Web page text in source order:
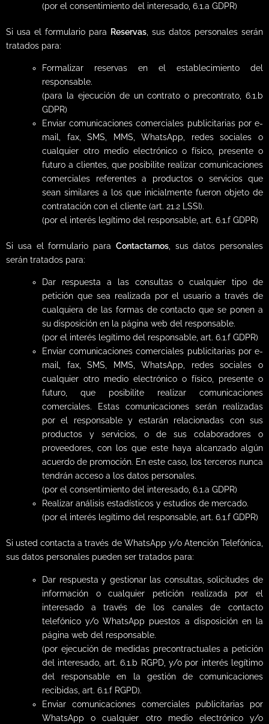
(por el consentimiento del interesado, 6.1.a GDPR)
Si usa el formulario para Reservas , sus datos personales serán
tratados para:
Formalizar reservas en el establecimiento del
responsable.
(para la ejecución de un contrato o precontrato, 6.1.b
GDPR)
Enviar comunicaciones comerciales publicitarias por e-
mail, fax, SMS, MMS, WhatsApp, redes sociales o
cualquier otro medio electrónico o físico, presente o
futuro a clientes, que posibilite realizar comunicaciones
comerciales referentes a productos o servicios que
sean similares a los que inicialmente fueron objeto de
contratación con el cliente (art. 21.2 LSSI).
(por el interés legítimo del responsable, art. 6.1.f GDPR)
Si usa el formulario para Contactarnos, sus datos personales
serán tratados para:
Dar respuesta a las consultas o cualquier tipo de
petición que sea realizada por el usuario a través de
cualquiera de las formas de contacto que se ponen a
su disposición en la página web del responsable.
(por el interés legítimo del responsable, art. 6.1.f GDPR)
Enviar comunicaciones comerciales publicitarias por e-
mail, fax, SMS, MMS, WhatsApp, redes sociales o
cualquier otro medio electrónico o físico, presente o
futuro, que posibilite realizar comunicaciones
comerciales. Estas comunicaciones serán realizadas
por el responsable y estarán relacionadas con sus
productos y servicios, o de sus colaboradores o
proveedores, con los que este haya alcanzado algún
acuerdo de promoción. En este caso, los terceros nunca
tendrán acceso a los datos personales.
(por el consentimiento del interesado, 6.1.a GDPR)
Realizar análisis estadísticos y estudios de mercado.
(por el interés legítimo del responsable, art. 6.1.f GDPR)
Si usted contacta a través de WhatsApp y/o Atención Telefónica,
sus datos personales pueden ser tratados para:
Dar respuesta y gestionar las consultas, solicitudes de
información o cualquier petición realizada por el
interesado a través de los canales de contacto
telefónico y/o WhatsApp puestos a disposición en la
página web del responsable.
(por ejecución de medidas precontractuales a petición
del interesado, art. 6.1.b RGPD, y/o por interés legítimo
del responsable en la gestión de comunicaciones
recibidas, art. 6.1.f RGPD).
Enviar comunicaciones comerciales publicitarias por
WhatsApp o cualquier otro medio electrónico y/o